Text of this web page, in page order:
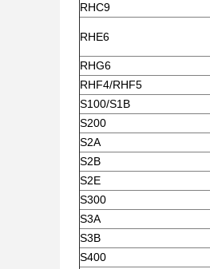
RHC9
RHE6
RHG6
RHF4/RHF5
S100/S1B
S200
S2A
S2B
S2E
S300
S3A
S3B
S400